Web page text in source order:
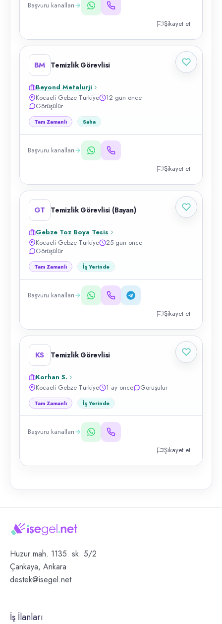
Başvuru kanalları
Şikayet et
BM Temizlik Görevlisi
Beyond Metalurji
Kocaeli Gebze Türkiye
12 gün önce
Görüşülür
Tam Zamanlı Saha
Başvuru kanalları
Şikayet et
GT Temizlik Görevlisi (Bayan)
Gebze Toz Boya Tesis
Kocaeli Gebze Türkiye
25 gün önce
Görüşülür
Tam Zamanlı İş Yerinde
Başvuru kanalları
Şikayet et
KS Temizlik Görevlisi
Korhan S.
Kocaeli Gebze Türkiye
1 ay önce Görüşülür
Tam Zamanlı İş Yerinde
Başvuru kanalları
Şikayet et
Huzur mah. 1135. sk. 5/2
Çankaya, Ankara
destek@isegel.net
İş İlanları